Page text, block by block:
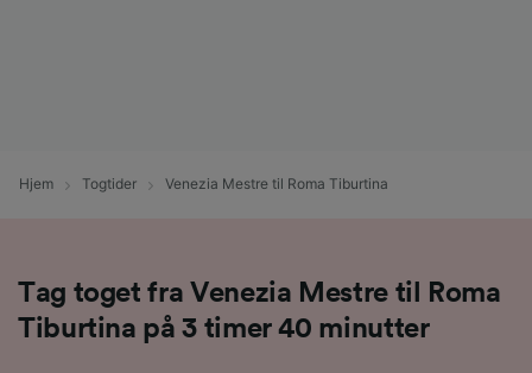
Hjem Togtider Venezia Mestre til Roma Tiburtina
Tag toget fra Venezia Mestre til Roma
Tiburtina på 3 timer 40 minutter